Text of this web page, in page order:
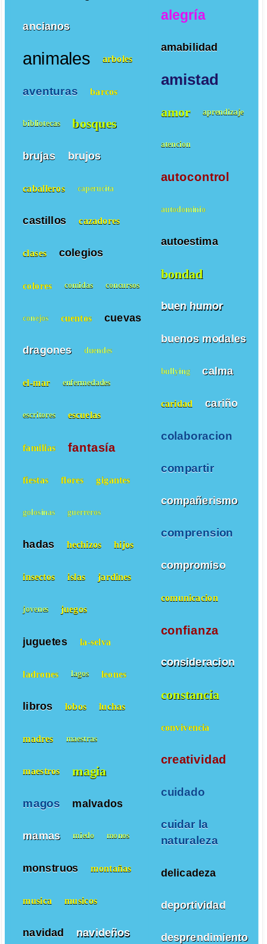
alegría
amabilidad
amistad
amor aprendizaje
atencion
autocontrol
autodominio
autoestima
bondad
buen humor
buenos modales
bullying calma
caridad cariño
colaboracion
compartir
compañerismo
comprension
compromiso
comunicacion
confianza
consideracion
constancia
convivencia
creatividad
cuidado
cuidar la
naturaleza
delicadeza
deportividad
desprendimiento
ancianos
animales arboles
aventuras barcos
bibliotecas bosques
brujas brujos
caballeros caperucita
castillos cazadores
clases colegios
colores comidas concursos
conejos cuentos cuevas
dragones duendes
el-mar enfermedades
escritores escuelas
familias fantasía
fiestas flores gigantes
golosinas guerreros
hadas hechizos hijos
insectos islas jardines
jovenes juegos
juguetes la-selva
ladrones lagos leones
libros lobos luchas
madres maestras
maestros magia
magos malvados
mamas miedo monos
monstruos montañas
musica musicos
navidad navideños